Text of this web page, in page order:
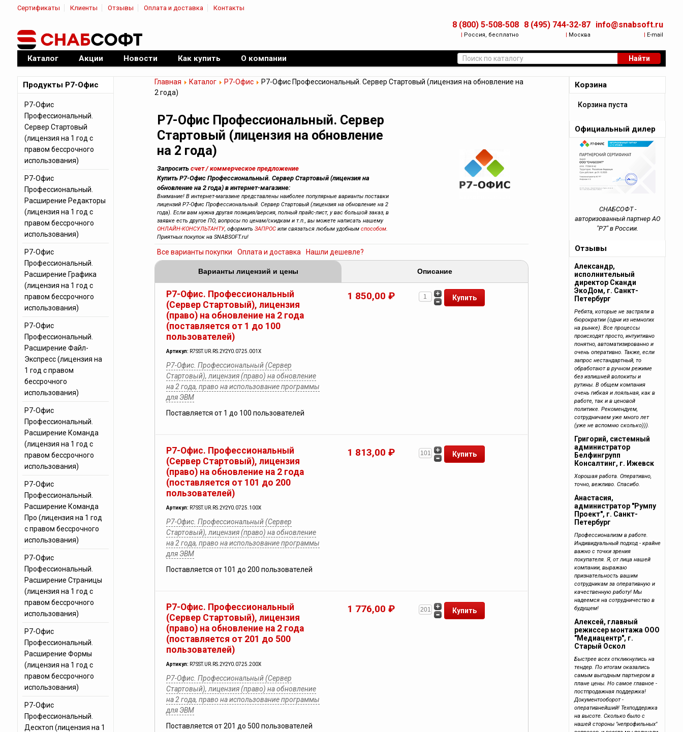
Сертификаты Клиенты Отзывы Оплата и доставка Контакты
8 (800) 5-508-508
| Россия, бесплатно
8 (495) 744-32-87
| Москва
info@snabsoft.ru
| E-mail
Официальный дилер ПО
Каталог Акции Новости Как купить О компании Найти
Главная Каталог Р7-Офис
Р7-Офис Профессиональный. Сервер Стартовый (лицензия на обновление на
2 года)
Р7-Офис Профессиональный. Сервер
Стартовый (лицензия на обновление
на 2 года)
Запросить счет / коммерческое предложение
Купить Р7-Офис Профессиональный. Сервер Стартовый (лицензия на
обновление на 2 года) в интернет-магазине:
Внимание! В интернет-магазине представлены наиболее популярные варианты поставки
лицензий Р7-Офис Профессиональный. Сервер Стартовый (лицензия на обновление на 2
года). Если вам нужна другая позиция/версия, полный прайс-лист, у вас большой заказ, в
заявке есть другое ПО, вопросы по ценам/скидкам и т.п., вы можете написать нашему
ОНЛАЙН-КОНСУЛЬТАНТУ, оформить ЗАПРОСили связаться любым удобным способом.
Приятных покупок на SNABSOFT.ru!
Все варианты покупки Оплата и доставка Нашли дешевле?
Варианты лицензий и цены Описание
Р7-Офис. Профессиональный
(Сервер Стартовый), лицензия
(право) на обновление на 2 года
(поставляется от 1 до 100
пользователей)
Артикул: R7SST.UR.RS.2Y2Y0.0725.001X
Р7-Офис. Профессиональный (Сервер
Стартовый), лицензия (право) на обновление
на 2 года, право на использование программы
для ЭВМ
Поставляется от 1 до 100 пользователей
1 850,00 ₽
Р7-Офис. Профессиональный
(Сервер Стартовый), лицензия
(право) на обновление на 2 года
(поставляется от 101 до 200
пользователей)
Артикул: R7SST.UR.RS.2Y2Y0.0725.100X
Р7-Офис. Профессиональный (Сервер
Стартовый), лицензия (право) на обновление
на 2 года, право на использование программы
для ЭВМ
Поставляется от 101 до 200 пользователей
1 813,00 ₽
Р7-Офис. Профессиональный
(Сервер Стартовый), лицензия
(право) на обновление на 2 года
(поставляется от 201 до 500
пользователей)
Артикул: R7SST.UR.RS.2Y2Y0.0725.200X
Р7-Офис. Профессиональный (Сервер
Стартовый), лицензия (право) на обновление
на 2 года, право на использование программы
для ЭВМ
Поставляется от 201 до 500 пользователей
1 776,00 ₽
Продукты Р7-Офис
Р7-Офис
Профессиональный.
Сервер Стартовый
(лицензия на 1 год с
правом бессрочного
использования)
Р7-Офис
Профессиональный.
Расширение Редакторы
(лицензия на 1 год с
правом бессрочного
использования)
Р7-Офис
Профессиональный.
Расширение Графика
(лицензия на 1 год с
правом бессрочного
использования)
Р7-Офис
Профессиональный.
Расширение Файл-
Экспресс (лицензия на
1 год с правом
бессрочного
использования)
Р7-Офис
Профессиональный.
Расширение Команда
(лицензия на 1 год с
правом бессрочного
использования)
Р7-Офис
Профессиональный.
Расширение Команда
Про (лицензия на 1 год
с правом бессрочного
использования)
Р7-Офис
Профессиональный.
Расширение Страницы
(лицензия на 1 год с
правом бессрочного
использования)
Р7-Офис
Профессиональный.
Расширение Формы
(лицензия на 1 год с
правом бессрочного
использования)
Р7-Офис
Профессиональный.
Десктоп (лицензия на 1
Корзина
Корзина пуста
Официальный дилер
СНАБСОФТ -
авторизованный партнер АО
"Р7" в России.
Отзывы
Александр,
исполнительный
директор Сканди
ЭкоДом, г. Санкт-
Петербург
Ребята, которые не застряли в
бюрократии (одни из немногих
на рынке). Все процессы
происходят просто, интуитивно
понятно, автоматизированно и
очень оперативно. Также, если
запрос нестандартный, то
обработают в ручном режиме
без излишней волокиты и
рутины. В общем компания
очень гибкая и лояльная, как в
работе, так и в ценовой
политике. Рекомендуем,
сотрудничаем уже много лет
(уже не вспомню сколько))).
Григорий, системный
администратор
Белфингрупп
Консалтинг, г. Ижевск
Хорошая работа. Оперативно,
точно, вежливо. Спасибо.
Анастасия,
администратор "Румпу
Проект", г. Санкт-
Петербург
Профессионализм в работе.
Индивидуальный подход - крайне
важно с точки зрения
покупателя. Я, от лица нашей
компании, выражаю
признательность вашим
сотрудникам за оперативную и
качественную работу! Мы
надеемся на сотрудничество в
будущем!
Алексей, главный
режиссер монтажа ООО
"Медиацентр", г.
Старый Оскол
Быстрее всех откликнулись на
тендер. По итогам оказались
самым выгодным партнером в
плане цены. Но самое главное -
постпродажная поддержка!
Документооборот -
оперативнейший! Техподдержка
на высоте. Сколько было с
нашей стороны "непрофильных"